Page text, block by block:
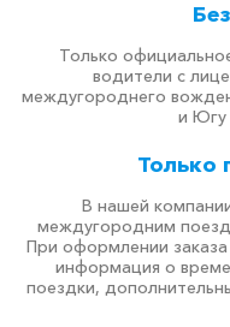
Только
водители с
междугороднего
и Югу
Только
В нашей
междугородним
При оформлении
информация о
поездки,